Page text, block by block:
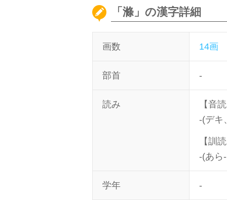
「滌」の漢字詳細
画数 14画
部首 -
読み
【音
-(デキ
【訓
-(あら
学年 -